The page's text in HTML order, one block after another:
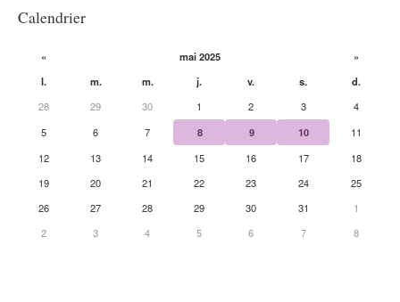
Calendrier
« mai 2025
»
l.
m. m. j. v. s.
d.
28
29 30 1 2 3
4
5
6 7 8 9 10
11
12
13 14 15 16 17
18
19
20 21 22 23 24
25
26
27 28 29 30 31
1
2
3 4 5 6 7 8